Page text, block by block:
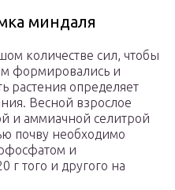
миндаля
количестве сил, чтобы
формировались и
растения определяет
Весной взрослое
и аммиачной селитрой
почву необходимо
и
г того и другого на